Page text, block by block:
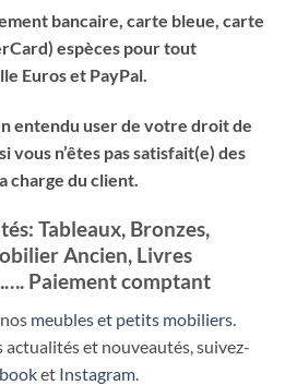
bancaire, carte bleue, carte
espèces pour tout
Euros et PayPal.
entendu user de votre droit de
n’êtes pas satisfait(e) des
charge du client.
Tableaux, Bronzes,
Ancien, Livres
Paiement comptant
meubles et petits mobiliers
et nouveautés, suivez-
et Instagram